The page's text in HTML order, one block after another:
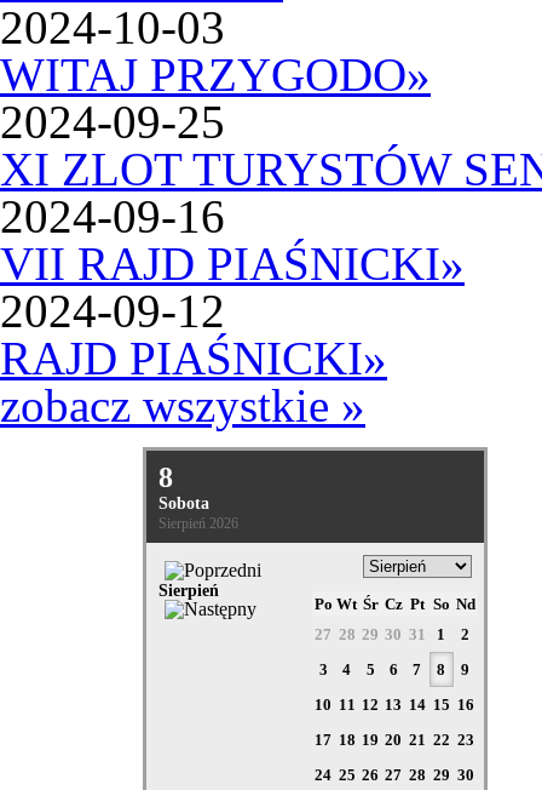
2024-10-03
WITAJ PRZYGODO»
2024-09-25
XI ZLOT TURYSTÓW
2024-09-16
VII RAJD PIAŚNICKI»
2024-09-12
RAJD PIAŚNICKI»
zobacz wszystkie »
8
Sobota
Sierpień 2026
Sierpień
Po Wt Śr Cz Pt So Nd
27 28 29 30 31 1
2
3
4 5 6 7 8
9
10 11 12 13 14 15 16
17 18 19 20 21 22 23
24 25 26 27 28 29 30